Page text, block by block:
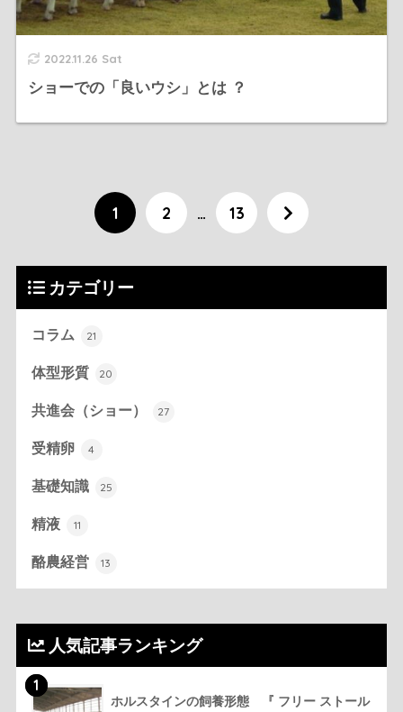
2022.11.26 Sat
ショーでの「良いウシ」とは ？
1 2 … 13
カテゴリー
コラム 21
体型形質 20
共進会（ショー） 27
受精卵 4
基礎知識 25
精液 11
酪農経営 13
人気記事ランキング
1
ホルスタインの飼養形態 『 フリー ストール